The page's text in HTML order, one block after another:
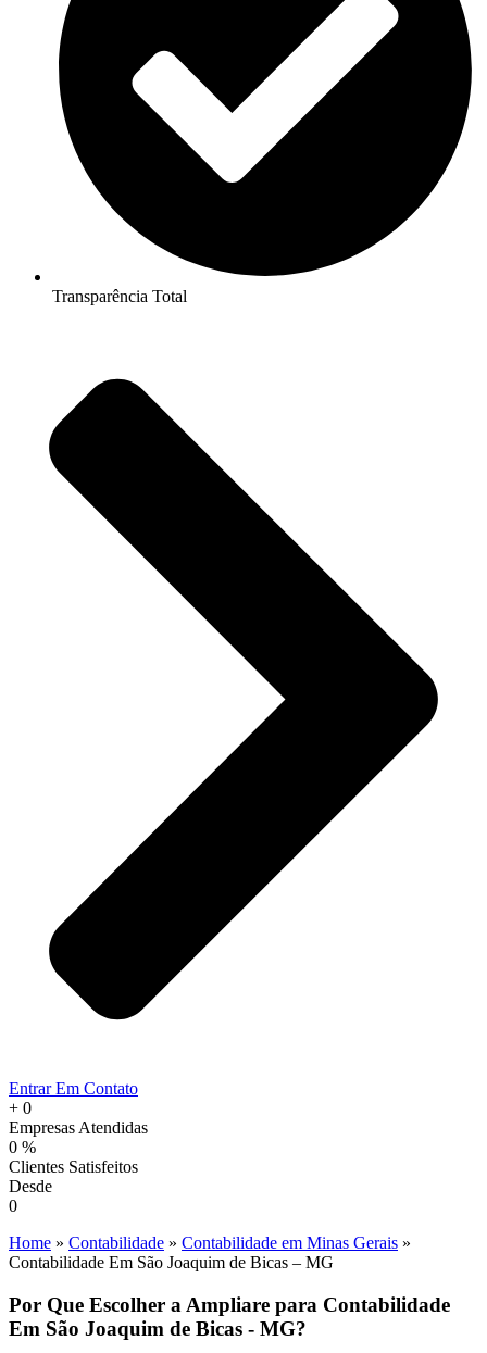
Transparência Total
Entrar Em Contato
+ 0
Empresas Atendidas
0 %
Clientes Satisfeitos
Desde
0
Home » Contabilidade » Contabilidade em Minas Gerais »
Contabilidade Em São Joaquim de Bicas – MG
Por Que Escolher a Ampliare para Contabilidade
Em São Joaquim de Bicas - MG?